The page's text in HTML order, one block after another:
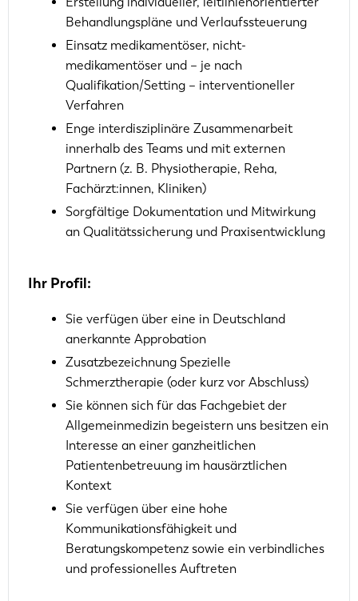
Behandlungspläne und Verlaufssteuerung
Einsatz medikamentöser, nicht-
medikamentöser und – je nach
Qualifikation/Setting – interventioneller
Verfahren
Enge interdisziplinäre Zusammenarbeit
innerhalb des Teams und mit externen
Partnern (z. B. Physiotherapie, Reha,
Fachärzt:innen, Kliniken)
Sorgfältige Dokumentation und Mitwirkung
an Qualitätssicherung und Praxisentwicklung
Ihr Profil:
Sie verfügen über eine in Deutschland
anerkannte Approbation
Zusatzbezeichnung Spezielle
Schmerztherapie (oder kurz vor Abschluss)
Sie können sich für das Fachgebiet der
Allgemeinmedizin begeistern uns besitzen ein
Interesse an einer ganzheitlichen
Patientenbetreuung im hausärztlichen
Kontext
Sie verfügen über eine hohe
Kommunikationsfähigkeit und
Beratungskompetenz sowie ein verbindliches
und professionelles Auftreten